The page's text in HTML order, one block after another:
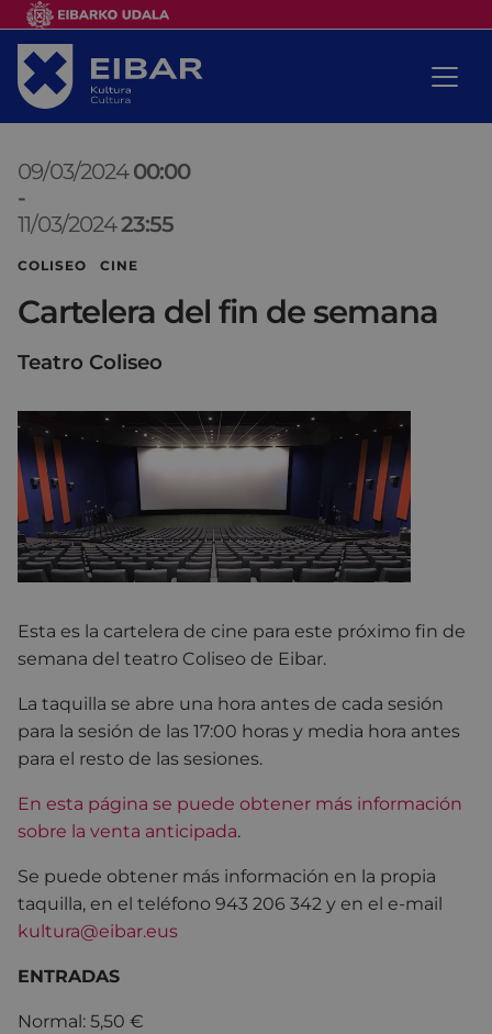
09/03/202400:00
-
11/03/202423:55
COLISEO CINE
Cartelera del fin de semana
Teatro Coliseo
Esta es la cartelera de cine para este próximo fin de
semana del teatro Coliseo de Eibar.
La taquilla se abre una hora antes de cada sesión
para la sesión de las 17:00 horas y media hora antes
para el resto de las sesiones.
En esta página se puede obtener más información
sobre la venta anticipada.
Se puede obtener más información en la propia
taquilla, en el teléfono 943 206 342 y en el e-mail
kultura@eibar.eus
ENTRADAS
Normal: 5,50 €